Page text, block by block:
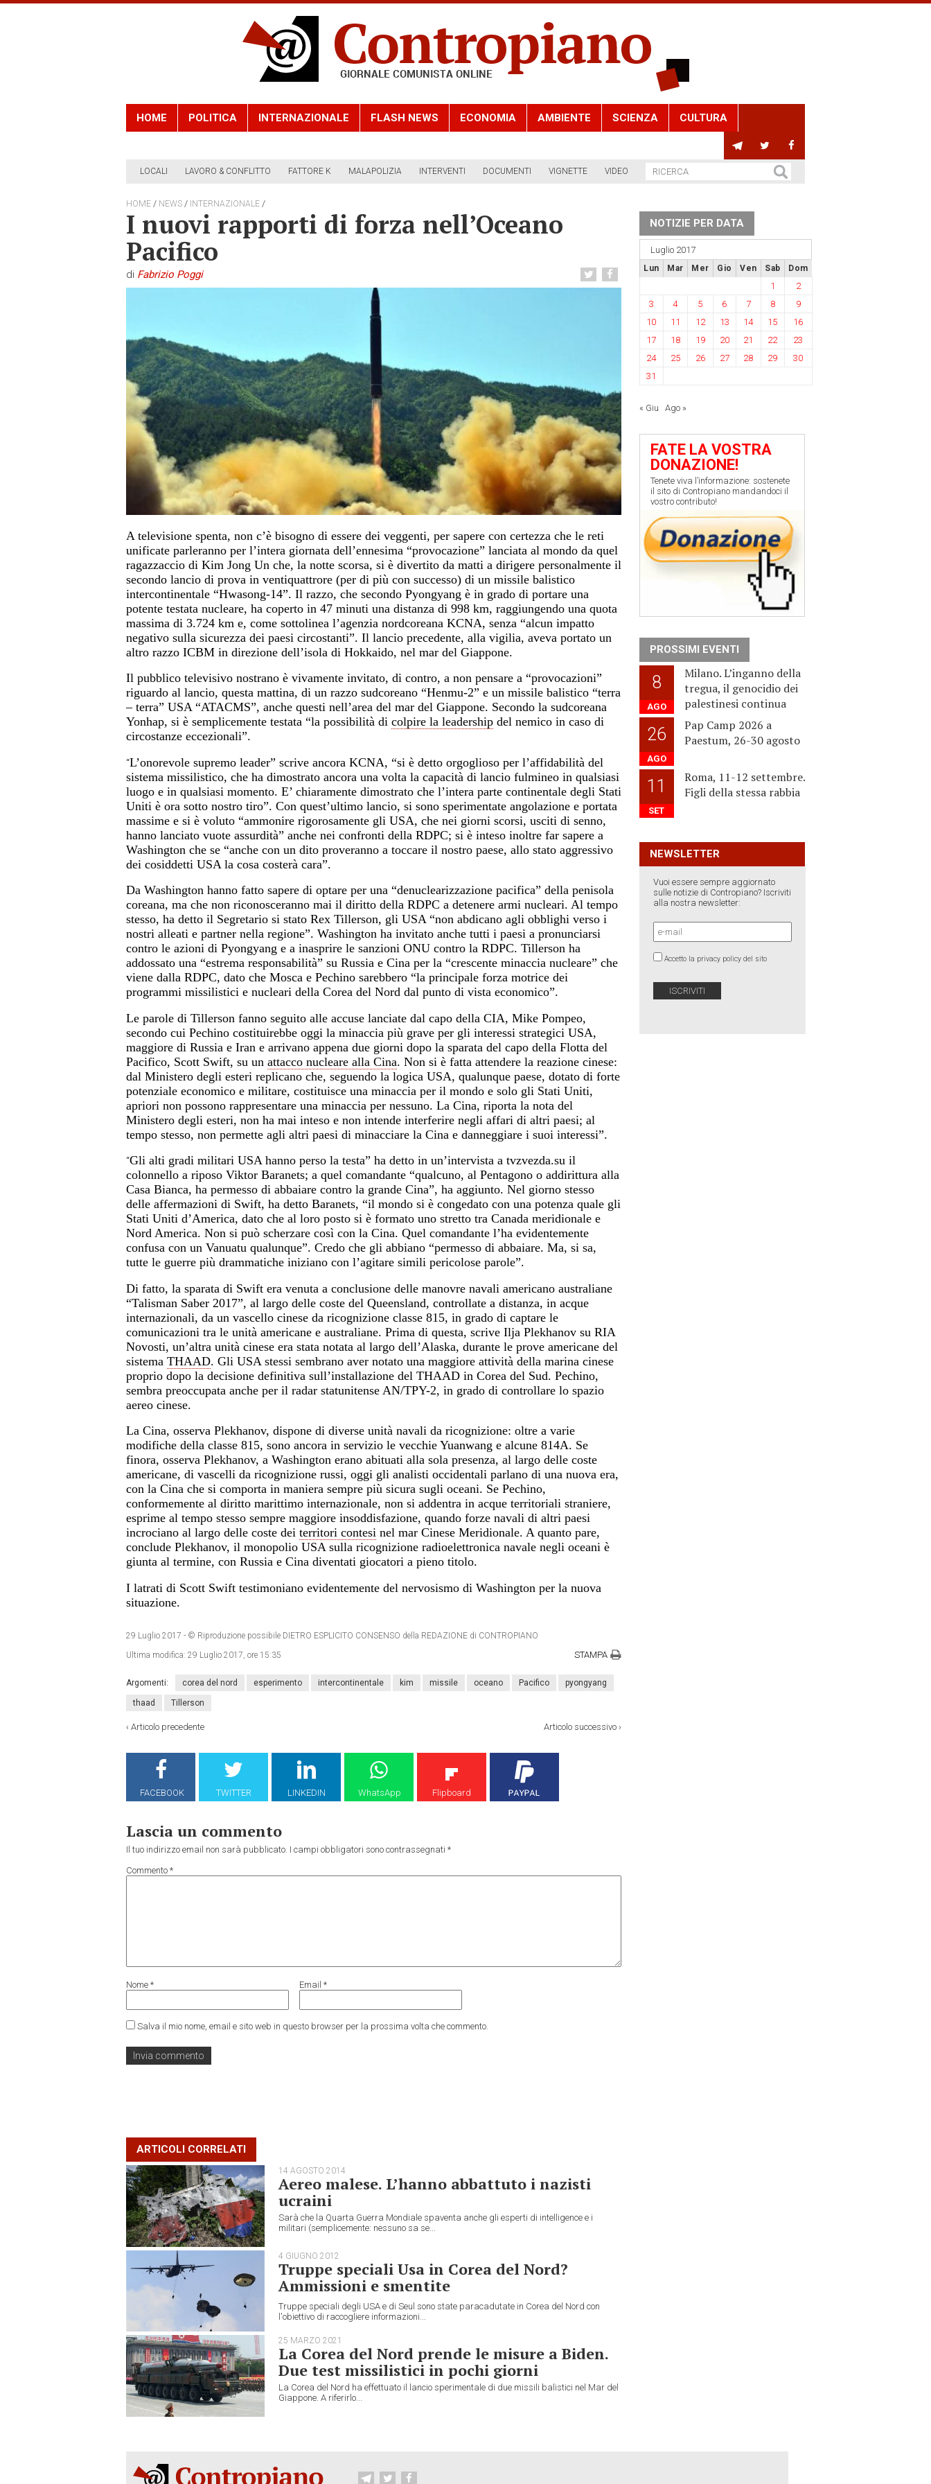
HOME POLITICA INTERNAZIONALE FLASH NEWS ECONOMIA AMBIENTE SCIENZA CULTURA
LOCALI LAVORO & CONFLITTO FATTORE K MALAPOLIZIA INTERVENTI DOCUMENTI VIGNETTE VIDEO
HOME / NEWS / INTERNAZIONALE /
I nuovi rapporti di forza nell’Oceano
Pacifico
di Fabrizio Poggi
A televisione spenta, non c’è bisogno di essere dei veggenti, per sapere con certezza che le reti
unificate parleranno per l’intera giornata dell’ennesima “provocazione” lanciata al mondo da quel
ragazzaccio di Kim Jong Un che, la notte scorsa, si è divertito da matti a dirigere personalmente il
secondo lancio di prova in ventiquattrore (per di più con successo) di un missile balistico
intercontinentale “Hwasong-14”. Il razzo, che secondo Pyongyang è in grado di portare una
potente testata nucleare, ha coperto in 47 minuti una distanza di 998 km, raggiungendo una quota
massima di 3.724 km e, come sottolinea l’agenzia nordcoreana KCNA, senza “alcun impatto
negativo sulla sicurezza dei paesi circostanti”. Il lancio precedente, alla vigilia, aveva portato un
altro razzo ICBM in direzione dell’isola di Hokkaido, nel mar del Giappone.
Il pubblico televisivo nostrano è vivamente invitato, di contro, a non pensare a “provocazioni”
riguardo al lancio, questa mattina, di un razzo sudcoreano “Henmu-2” e un missile balistico “terra
– terra” USA “ATACMS”, anche questi nell’area del mar del Giappone. Secondo la sudcoreana
Yonhap, si è semplicemente testata “la possibilità di colpire la leadership del nemico in caso di
circostanze eccezionali”.
“L’onorevole supremo leader” scrive ancora KCNA, “si è detto orgoglioso per l’affidabilità del
sistema missilistico, che ha dimostrato ancora una volta la capacità di lancio fulmineo in qualsiasi
luogo e in qualsiasi momento. E’ chiaramente dimostrato che l’intera parte continentale degli Stati
Uniti è ora sotto nostro tiro”. Con quest’ultimo lancio, si sono sperimentate angolazione e portata
massime e si è voluto “ammonire rigorosamente gli USA, che nei giorni scorsi, usciti di senno,
hanno lanciato vuote assurdità” anche nei confronti della RDPC; si è inteso inoltre far sapere a
Washington che se “anche con un dito proveranno a toccare il nostro paese, allo stato aggressivo
dei cosiddetti USA la cosa costerà cara”.
Da Washington hanno fatto sapere di optare per una “denuclearizzazione pacifica” della penisola
coreana, ma che non riconosceranno mai il diritto della RDPC a detenere armi nucleari. Al tempo
stesso, ha detto il Segretario si stato Rex Tillerson, gli USA “non abdicano agli obblighi verso i
nostri alleati e partner nella regione”. Washington ha invitato anche tutti i paesi a pronunciarsi
contro le azioni di Pyongyang e a inasprire le sanzioni ONU contro la RDPC. Tillerson ha
addossato una “estrema responsabilità” su Russia e Cina per la “crescente minaccia nucleare” che
viene dalla RDPC, dato che Mosca e Pechino sarebbero “la principale forza motrice dei
programmi missilistici e nucleari della Corea del Nord dal punto di vista economico”.
Le parole di Tillerson fanno seguito alle accuse lanciate dal capo della CIA, Mike Pompeo,
secondo cui Pechino costituirebbe oggi la minaccia più grave per gli interessi strategici USA,
maggiore di Russia e Iran e arrivano appena due giorni dopo la sparata del capo della Flotta del
Pacifico, Scott Swift, su un attacco nucleare alla Cina. Non si è fatta attendere la reazione cinese:
dal Ministero degli esteri replicano che, seguendo la logica USA, qualunque paese, dotato di forte
potenziale economico e militare, costituisce una minaccia per il mondo e solo gli Stati Uniti,
apriori non possono rappresentare una minaccia per nessuno. La Cina, riporta la nota del
Ministero degli esteri, non ha mai inteso e non intende interferire negli affari di altri paesi; al
tempo stesso, non permette agli altri paesi di minacciare la Cina e danneggiare i suoi interessi”.
“Gli alti gradi militari USA hanno perso la testa” ha detto in un’intervista a tvzvezda.su il
colonnello a riposo Viktor Baranets; a quel comandante “qualcuno, al Pentagono o addirittura alla
Casa Bianca, ha permesso di abbaiare contro la grande Cina”, ha aggiunto. Nel giorno stesso
delle affermazioni di Swift, ha detto Baranets, “il mondo si è congedato con una potenza quale gli
Stati Uniti d’America, dato che al loro posto si è formato uno stretto tra Canada meridionale e
Nord America. Non si può scherzare così con la Cina. Quel comandante l’ha evidentemente
confusa con un Vanuatu qualunque”. Credo che gli abbiano “permesso di abbaiare. Ma, si sa,
tutte le guerre più drammatiche iniziano con l’agitare simili pericolose parole”.
Di fatto, la sparata di Swift era venuta a conclusione delle manovre navali americano australiane
“Talisman Saber 2017”, al largo delle coste del Queensland, controllate a distanza, in acque
internazionali, da un vascello cinese da ricognizione classe 815, in grado di captare le
comunicazioni tra le unità americane e australiane. Prima di questa, scrive Ilja Plekhanov su RIA
Novosti, un’altra unità cinese era stata notata al largo dell’Alaska, durante le prove americane del
sistema THAAD. Gli USA stessi sembrano aver notato una maggiore attività della marina cinese
proprio dopo la decisione definitiva sull’installazione del THAAD in Corea del Sud. Pechino,
sembra preoccupata anche per il radar statunitense AN/TPY-2, in grado di controllare lo spazio
aereo cinese.
La Cina, osserva Plekhanov, dispone di diverse unità navali da ricognizione: oltre a varie
modifiche della classe 815, sono ancora in servizio le vecchie Yuanwang e alcune 814A. Se
finora, osserva Plekhanov, a Washington erano abituati alla sola presenza, al largo delle coste
americane, di vascelli da ricognizione russi, oggi gli analisti occidentali parlano di una nuova era,
con la Cina che si comporta in maniera sempre più sicura sugli oceani. Se Pechino,
conformemente al diritto marittimo internazionale, non si addentra in acque territoriali straniere,
esprime al tempo stesso sempre maggiore insoddisfazione, quando forze navali di altri paesi
incrociano al largo delle coste dei territori contesi nel mar Cinese Meridionale. A quanto pare,
conclude Plekhanov, il monopolio USA sulla ricognizione radioelettronica navale negli oceani è
giunta al termine, con Russia e Cina diventati giocatori a pieno titolo.
I latrati di Scott Swift testimoniano evidentemente del nervosismo di Washington per la nuova
situazione.
29 Luglio 2017 - © Riproduzione possibile DIETRO ESPLICITO CONSENSO della REDAZIONE di CONTROPIANO
Ultima modifica: 29 Luglio 2017, ore 15:35 STAMPA
Argomenti: corea del nord esperimento intercontinentale kim missile oceano Pacifico pyongyang
thaad Tillerson
‹ Articolo precedente Articolo successivo ›
FACEBOOK TWITTER LINKEDIN WhatsApp Flipboard
Lascia un commento
Il tuo indirizzo email non sarà pubblicato. I campi obbligatori sono contrassegnati *
Commento *
Nome * Email *
Salva il mio nome, email e sito web in questo browser per la prossima volta che commento.
ARTICOLI CORRELATI
14 AGOSTO 2014
Aereo malese. L’hanno abbattuto i nazisti
ucraini
Sarà che la Quarta Guerra Mondiale spaventa anche gli esperti di intelligence e i
militari (semplicemente: nessuno sa se...
4 GIUGNO 2012
Truppe speciali Usa in Corea del Nord?
Ammissioni e smentite
Truppe speciali degli USA e di Seul sono state paracadutate in Corea del Nord con
l'obiettivo di raccogliere informazioni...
25 MARZO 2021
La Corea del Nord prende le misure a Biden.
Due test missilistici in pochi giorni
La Corea del Nord ha effettuato il lancio sperimentale di due missili balistici nel Mar del
Giappone. A riferirlo...
NOTIZIE PER DATA
Luglio 2017
Lun Mar Mer Gio Ven Sab Dom
1
2
3
4 5 6 7 8
9
10
11 12 13 14 15
16
17
18 19 20 21 22
23
24
25 26 27 28 29
30
31
« Giu Ago »
FATE LA VOSTRA
DONAZIONE!
Tenete viva l’informazione: sostenete
il sito di Contropiano mandandoci il
vostro contributo!
PROSSIMI EVENTI
8
AGO
Milano. L’inganno della
tregua, il genocidio dei
palestinesi continua
26
AGO
Pap Camp 2026 a
Paestum, 26-30 agosto
11
SET
Roma, 11-12 settembre.
Figli della stessa rabbia
NEWSLETTER
Vuoi essere sempre aggiornato
sulle notizie di Contropiano? Iscriviti
alla nostra newsletter:
Accetto la privacy policy del sito